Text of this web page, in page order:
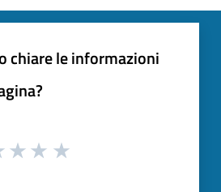
chiare le informazioni